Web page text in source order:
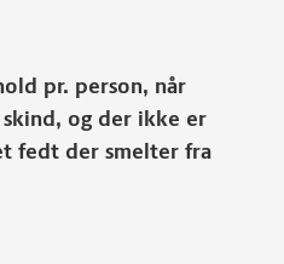
pr. person, når
og der ikke er
fedt der smelter fra